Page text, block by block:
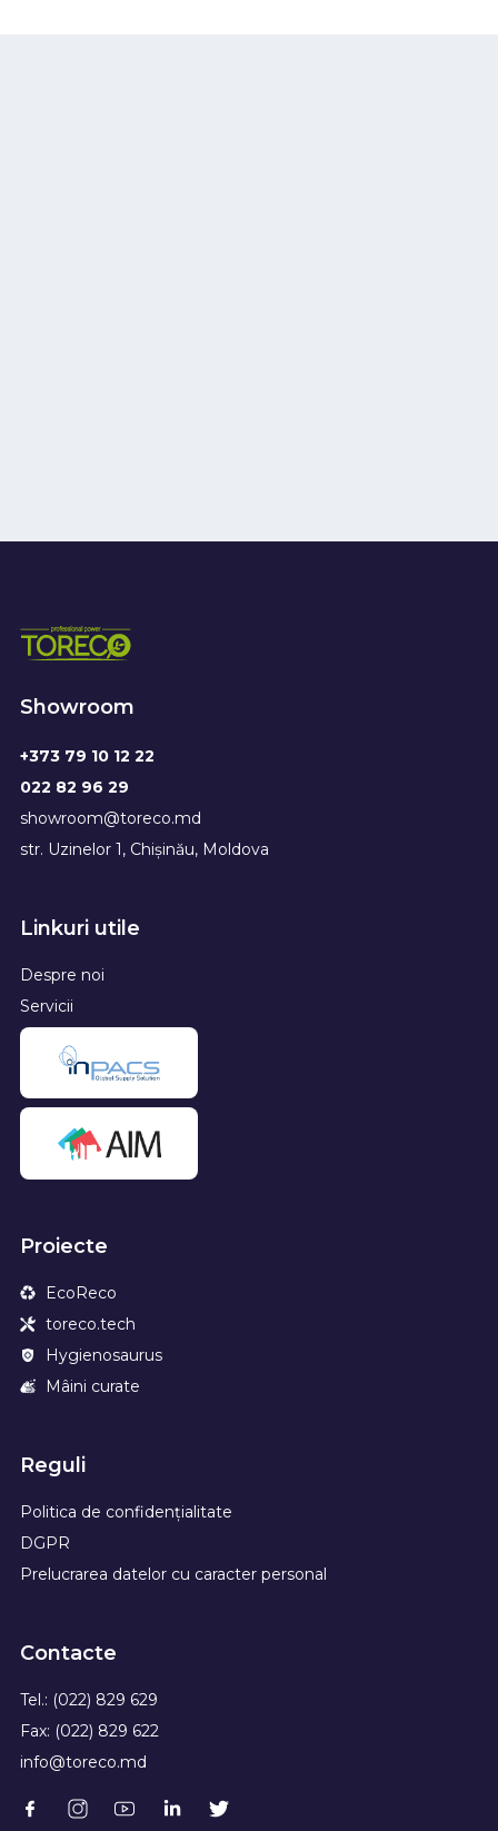
Showroom
+373 79 10 12 22
022 82 96 29
showroom@toreco.md
str. Uzinelor 1, Chișinău, Moldova
Linkuri utile
Despre noi
Servicii
Proiecte
EcoReco
toreco.tech
Hygienosaurus
Mâini curate
Reguli
Politica de confidențialitate
DGPR
Prelucrarea datelor cu caracter personal
Contacte
Tel.: (022) 829 629
Fax: (022) 829 622
info@toreco.md